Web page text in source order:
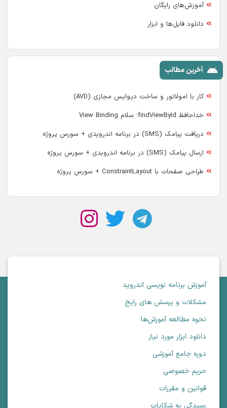
آموزش‌های رایگان
دانلود فایل‌ها و ابزار
آخرین مطالب
کار با امولاتور و ساخت دیوایس مجازی (AVD)
خداحافظ findViewById؛ سلام View Binding
دریافت پیامک (SMS) در برنامه اندرویدی + سورس پروژه
ارسال پیامک (SMS) در برنامه اندرویدی + سورس پروژه
طراحی صفحات با ConstraintLayout + سورس پروژه
آموزش برنامه نویسی اندروید
مشکلات و پرسش های رایج
نحوه مطالعه آموزش‌ها
دانلود ابزار مورد نیاز
دوره جامع آموزشی
حریم خصوصی
قوانین و مقررات
رسیدگی به شکایات